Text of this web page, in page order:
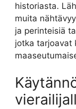
historiasta.
muita
ja perinteisiä
jotka tarjoavat